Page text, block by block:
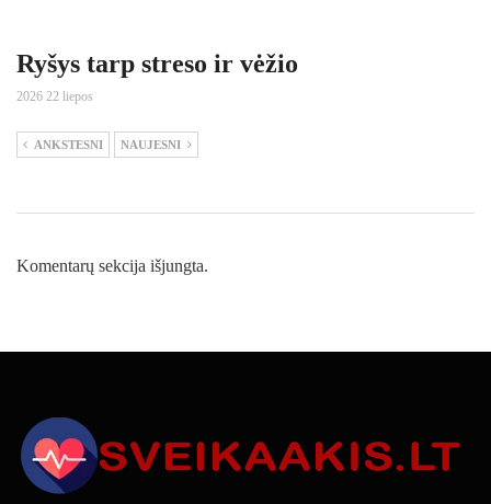
Ryšys tarp streso ir vėžio
2026 22 liepos
ANKSTESNI NAUJESNI
Komentarų sekcija išjungta.